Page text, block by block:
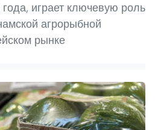
года, играет ключевую роль
агрорыбной
рынке